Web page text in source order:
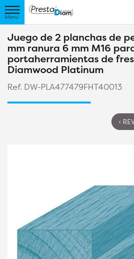
Juego de 2 planchas de
mm ranura 6 mm M16
portaherramientas de
Diamwood Platinum
Ref. DW-PLA477479FHT40013
‹